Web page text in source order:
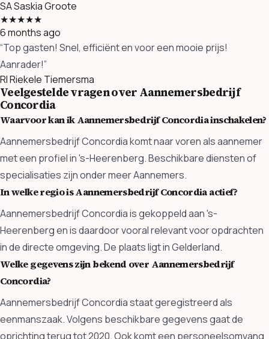
SASaskia Groote
★★★★★
6 months ago
“Top gasten! Snel, efficiënt en voor een mooie prijs!
Aanrader!”
RIRiekele Tiemersma
Veelgestelde vragen over Aannemersbedrijf
Concordia
Waarvoor kan ik Aannemersbedrijf Concordia inschakelen?
Aannemersbedrijf Concordia komt naar voren als aannemer
met een profiel in 's-Heerenberg. Beschikbare diensten of
specialisaties zijn onder meer Aannemers.
In welke regio is Aannemersbedrijf Concordia actief?
Aannemersbedrijf Concordia is gekoppeld aan 's-
Heerenberg en is daardoor vooral relevant voor opdrachten
in de directe omgeving. De plaats ligt in Gelderland.
Welke gegevens zijn bekend over Aannemersbedrijf
Concordia?
Aannemersbedrijf Concordia staat geregistreerd als
eenmanszaak. Volgens beschikbare gegevens gaat de
oprichting terug tot 2020. Ook komt een personeelsomvang